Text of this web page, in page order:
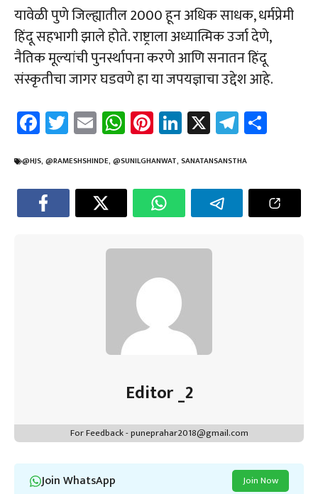
यावेळी पुणे जिल्ह्यातील 2000 हून अधिक साधक, धर्मप्रेमी
हिंदू सहभागी झाले होते. राष्ट्राला अध्यात्मिक उर्जा देणे,
नैतिक मूल्यांची पुनर्स्थापना करणे आणि सनातन हिंदू
संस्कृतीचा जागर घडवणे हा या जपयज्ञाचा उद्देश आहे.
Fa
ce
b
o
ok
T
wi
tt
er
E
m
ail
W
h
at
sA
p
Pi
nt
er
es
t
Li
nk
e
dI
n
X Te
le
gr
a
m
@HJS, @RAMESHSHINDE, @SUNILGHANWAT, SANATANSANSTHA
Editor _2
For Feedback - puneprahar2018@gmail.com
Join WhatsApp Join Now